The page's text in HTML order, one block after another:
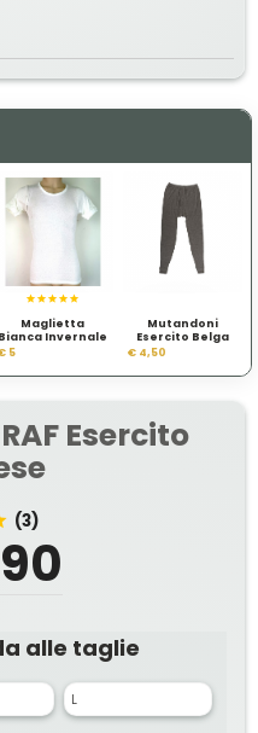
Maglietta
Bianca Invernale
5
Mutandoni
Esercito Belga
€ 4,50
Esercito
(3)
alle taglie
L